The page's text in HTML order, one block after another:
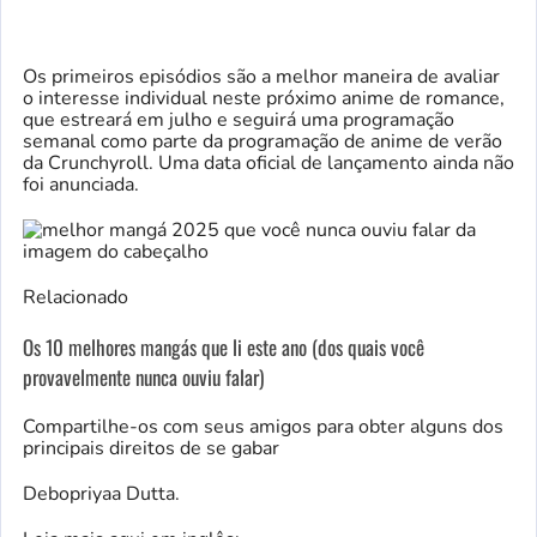
Os primeiros episódios são a melhor maneira de avaliar
o interesse individual neste próximo anime de romance,
que estreará em julho e seguirá uma programação
semanal como parte da programação de anime de verão
da Crunchyroll. Uma data oficial de lançamento ainda não
foi anunciada.
Relacionado
Os 10 melhores mangás que li este ano (dos quais você
provavelmente nunca ouviu falar)
Compartilhe-os com seus amigos para obter alguns dos
principais direitos de se gabar
Debopriyaa Dutta.